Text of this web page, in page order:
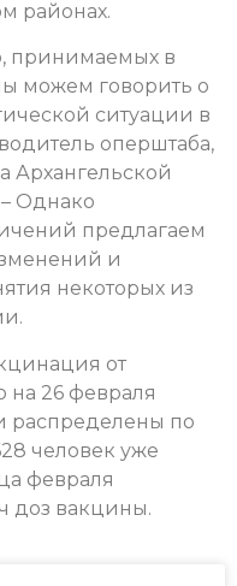
районах.
принимаемых в
можем говорить о
ситуации в
оперштаба,
Архангельской
Однако
предлагаем
и
некоторых из
от
на 26 февраля
распределены по
человек уже
февраля
доз вакцины.